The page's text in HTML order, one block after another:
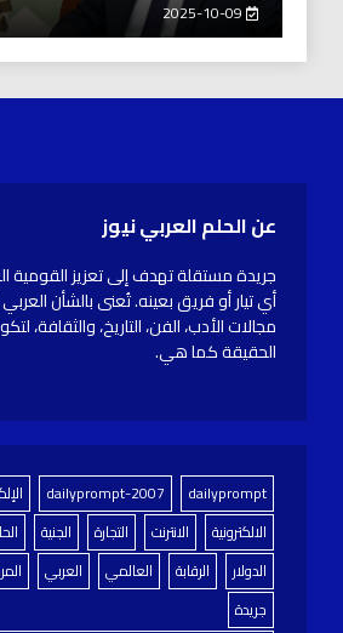
عن الحلم العربي نيوز
جريدة مستقلة تهدف إلى تعزيز القومية
أي تيار أو فريق بعينه. تُعنى بالشأن
مجالات الأدب، الفن، التاريخ، والثقافة،
الحقيقة كما هي.
dailyprompt
dailyprompt-2007
الالكترونية
الانترنت التجارة الجنية
الدولار
الرقابة العالمي العربي
جريدة